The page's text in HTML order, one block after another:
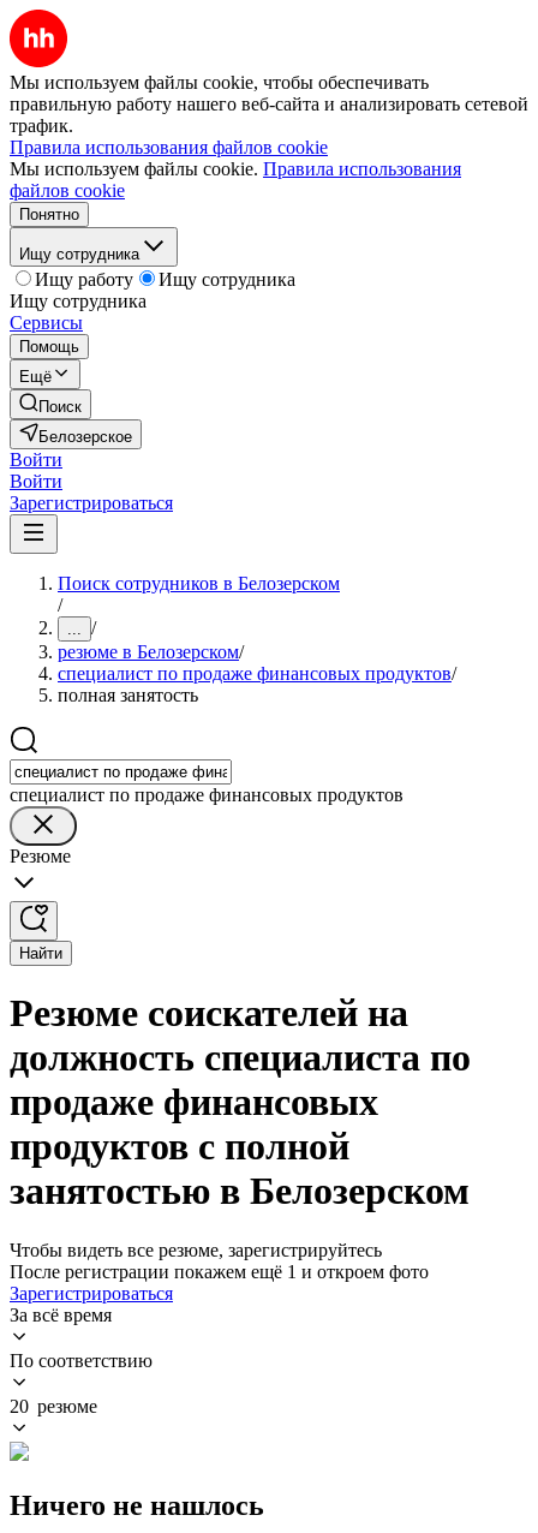
Мы используем файлы cookie, чтобы обеспечивать
правильную работу нашего веб-сайта и анализировать сетевой
трафик.
Правила использования файлов cookie
Мы используем файлы cookie. Правила использования
файлов cookie
Понятно
Ищу сотрудника
Ищу работу
Ищу сотрудника
Ищу сотрудника
Сервисы
Помощь
Ещё
Поиск
Белозерское
Войти
Войти
Зарегистрироваться
Поиск сотрудников в Белозерском
/
... /
резюме в Белозерском/
специалист по продаже финансовых продуктов/
полная занятость
специалист по продаже финансовых продуктов
Резюме
Найти
Резюме соискателей на
должность специалиста по
продаже финансовых
продуктов с полной
занятостью в Белозерском
Чтобы видеть все резюме, зарегистрируйтесь
После регистрации покажем ещё 1 и откроем фото
Зарегистрироваться
За всё время
По соответствию
20 резюме
Ничего не нашлось